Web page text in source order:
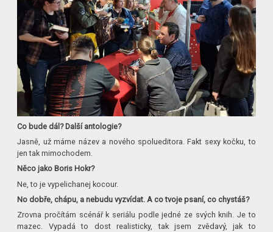
Co bude dál? Další antologie?
Jasně, už máme název a nového spolueditora. Fakt sexy kočku, to
jen tak mimochodem.
Něco jako Boris Hokr?
Ne, to je vypelichanej kocour.
No dobře, chápu, a nebudu vyzvídat. A co tvoje psaní, co chystáš?
Zrovna pročítám scénář k seriálu podle jedné ze svých knih. Je to
mazec. Vypadá to dost realisticky, tak jsem zvědavý, jak to